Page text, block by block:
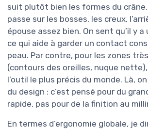
suit plutôt bien les formes du crâne.
passe sur les bosses, les creux,
épouse assez bien. On sent qu’il y a
ce qui aide à garder un contact
peau. Par contre, pour les zones
(contours des oreilles, nuque nette),
l’outil le plus précis du monde. Là,
du design : c’est pensé pour du
rapide, pas pour de la finition au
En termes d’ergonomie globale, je